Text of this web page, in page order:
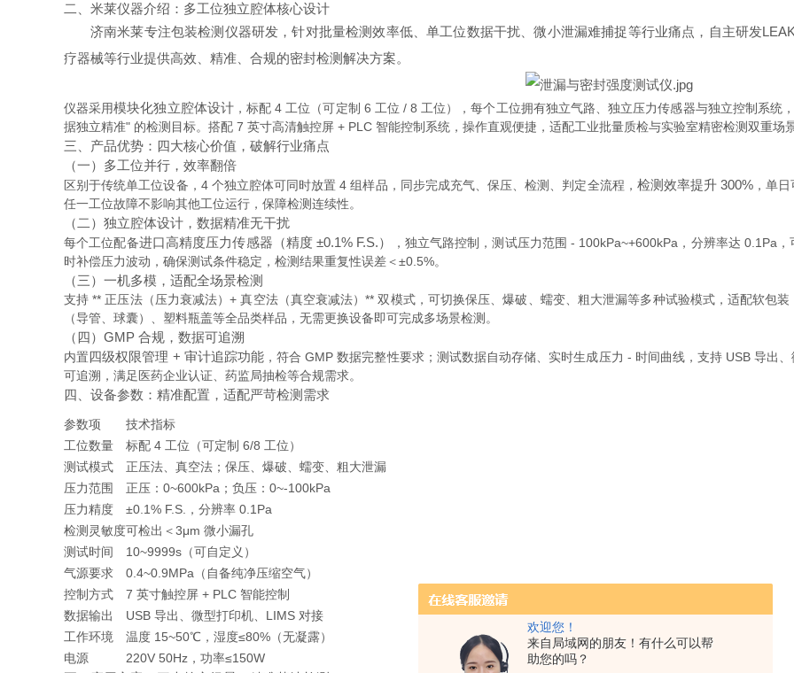
欢迎您！
来自局域网的朋友！有什么可以帮
助您的吗？
二、米莱仪器介绍：多工位独立腔体核心设计
济南米莱专注包装检测仪器研发，针对批量检测效率低、单工位数据干扰、微小泄漏难捕捉等行业痛点，自主研发
疗器械等行业提供高效、精准、合规的密封检测解决方案。
仪器采用模块化独立腔体设计，标配 4 工位（可定制 6 工位 / 8 工位），每个工位拥有独立气路、独立压力传感器与独立控制系统
据独立精准" 的检测目标。搭配 7 英寸高清触控屏 + PLC 智能控制系统，操作直观便捷，适配工业批量质检与实验室精密检测双重场景
三、产品优势：四大核心价值，破解行业痛点
（一）多工位并行，效率翻倍
区别于传统单工位设备，4 个独立腔体可同时放置 4 组样品，同步完成充气、保压、检测、判定全流程， 检测效率提升 300% ，单
任一工位故障不影响其他工位运行，保障检测连续性。
（二）独立腔体设计，数据精准无干扰
每个工位配备进口高精度压力传感器（精度 ±0.1% F.S.）
，独立气路控制，测试压力范围 - 100kPa~+600kPa，分辨率达 0.1Pa
时补偿压力波动，确保测试条件稳定，检测结果重复性误差＜±0.5%。
（三）一机多模，适配全场景检测
支持 ** 正压法（压力衰减法）+ 真空法（真空衰减法）** 双模式，可切换保压、爆破、蠕变、粗大泄漏等多种试验模式，适配软包
（导管、球囊）、塑料瓶盖等全品类样品，无需更换设备即可完成多场景检测。
（四）GMP 合规，数据可追溯
内置四级权限管理 + 审计追踪功能，符合 GMP 数据完整性要求；测试数据自动存储、实时生成压力 - 时间曲线，支持 USB 导出
可追溯，满足医药企业认证、药监局抽检等合规需求。
四、设备参数：精准配置，适配严苛检测需求
参数项
技术指标
工位数量
标配 4 工位（可定制 6/8 工位）
测试模式
正压法、真空法；保压、爆破、蠕变、粗大泄漏
压力范围
正压：0~600kPa；负压：0~-100kPa
压力精度
±0.1% F.S.，分辨率 0.1Pa
检测灵敏度可检出＜3μm 微小漏孔
测试时间
10~9999s（可自定义）
气源要求
0.4~0.9MPa（自备纯净压缩空气）
控制方式
7 英寸触控屏 + PLC 智能控制
数据输出
USB 导出、微型打印机、LIMS 对接
工作环境
温度 15~50℃，湿度≤80%（无凝露）
电源
220V 50Hz，功率≤150W